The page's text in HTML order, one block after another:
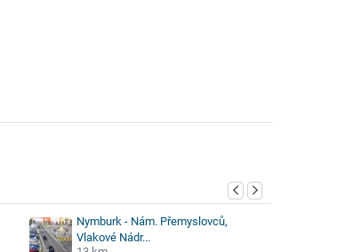
Nymburk - Nám. Přemyslovců,
Vlakové Nádr...